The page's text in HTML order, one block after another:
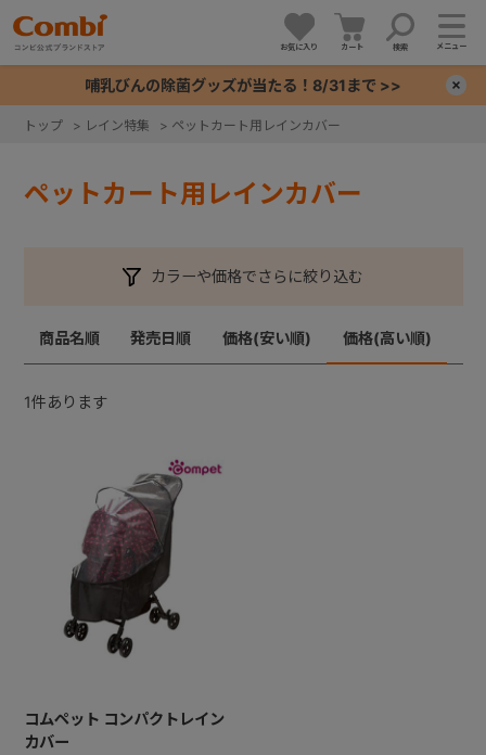
お気に入り カート 検索 メニュー
哺乳びんの除菌グッズが当たる！8/31まで >>
ペットカート用レインカバー
カラーや価格でさらに絞り込む
商品名順 発売日順 価格(安い順) 価格(高い順)
1件あります
コムペット コンパクトレイン
カバー
トップ > レイン特集 > ペットカート用レインカバー